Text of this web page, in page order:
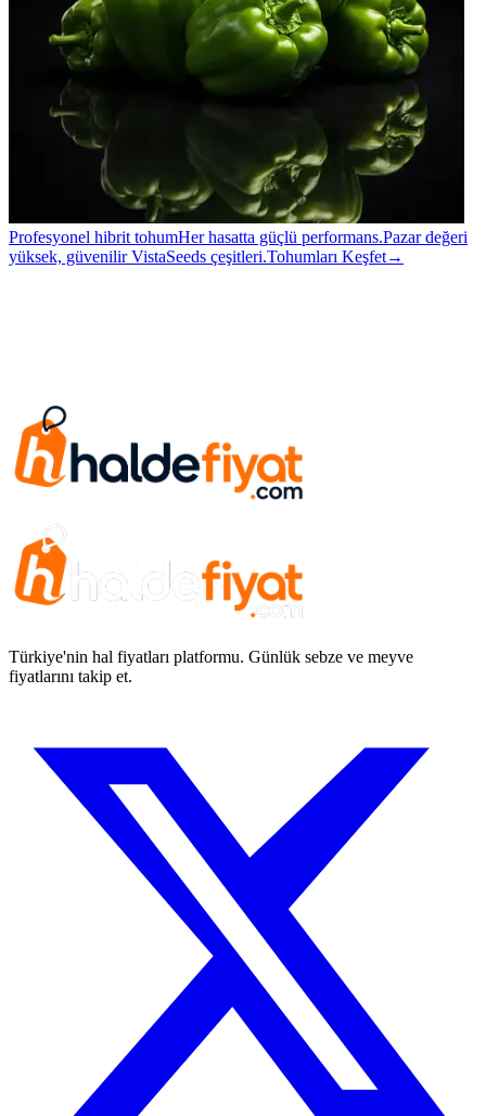
Profesyonel hibrit tohumHer hasatta güçlü performans.Pazar değeri
yüksek, güvenilir VistaSeeds çeşitleri.Tohumları Keşfet→
Türkiye'nin hal fiyatları platformu. Günlük sebze ve meyve
fiyatlarını takip et.